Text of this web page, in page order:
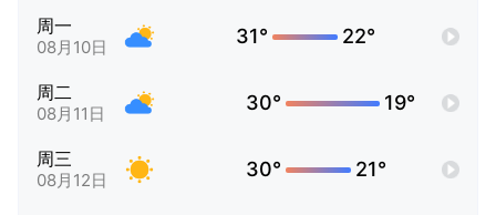
周一
08月10日 31° 22°
周二
08月11日 30° 19°
周三
08月12日 30° 21°